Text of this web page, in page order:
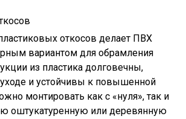
откосов делает ПВХ
вариантом для обрамления
из пластика долговечны,
и устойчивы к повышенной
монтировать как с «нуля», так и
оштукатуренную или деревянную